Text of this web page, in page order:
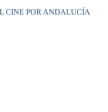
CINE POR ANDALUCÍA